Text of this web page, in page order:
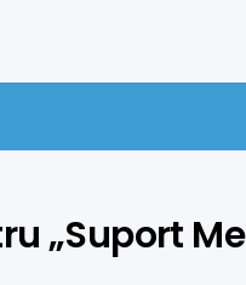
„Suport